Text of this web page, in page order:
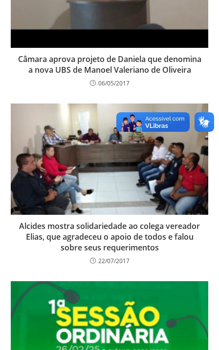
Câmara aprova projeto de Daniela que denomina
a nova UBS de Manoel Valeriano de Oliveira
06/05/2017
Alcides mostra solidariedade ao colega vereador
Elias, que agradeceu o apoio de todos e falou
sobre seus requerimentos
22/07/2017